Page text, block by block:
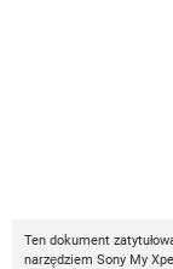
Ten dokument
narzędziem Sony My